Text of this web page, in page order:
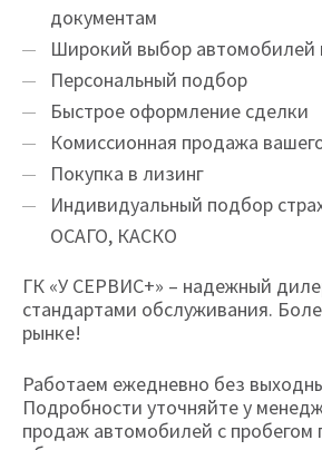
документам
Широкий выбор автомобилей
Персональный подбор
Быстрое оформление сделки
Комиссионная продажа
Покупка в лизинг
Индивидуальный подбор
ОСАГО, КАСКО
ГК «У СЕРВИС+» – надежный
стандартами обслуживания.
рынке!
Работаем ежедневно без
Подробности уточняйте у
продаж автомобилей с пробегом